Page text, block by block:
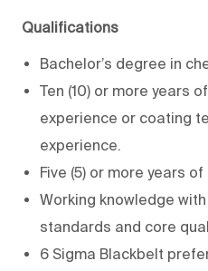
Qualifications
Bachelor’s degree in
Ten (10) or more years
experience or coating
experience.
Five (5) or more years
Working knowledge with
standards and core
6 Sigma Blackbelt